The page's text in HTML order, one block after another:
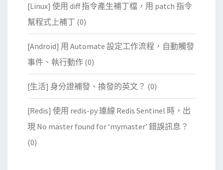
[Linux] 使用 diff 指令產生補丁檔，用 patch 指令
幫程式上補丁 (0)
[Android] 用 Automate 設定工作流程，自動觸發
事件、執行動作 (0)
[生活] 身分證補發、換發的英文？ (0)
[Redis] 使用 redis-py 連線 Redis Sentinel 時，出
現 No master found for ‘mymaster’ 錯誤訊息？
(0)